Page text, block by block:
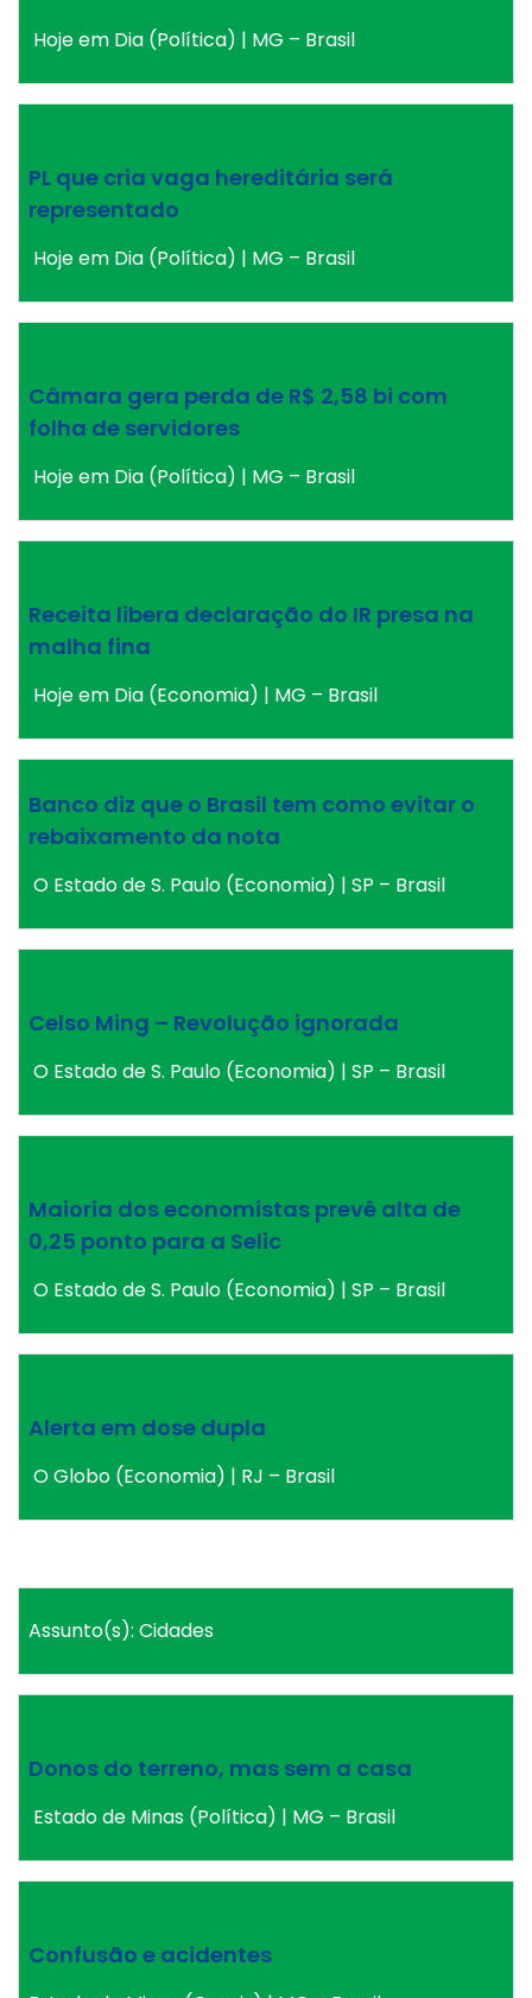
Hoje em Dia (Política) | MG – Brasil
PL que cria vaga hereditária será
representado
Hoje em Dia (Política) | MG – Brasil
Câmara gera perda de R$ 2,58 bi com
folha de servidores
Hoje em Dia (Política) | MG – Brasil
Receita libera declaração do IR presa na
malha fina
Hoje em Dia (Economia) | MG – Brasil
Banco diz que o Brasil tem como evitar o
rebaixamento da nota
O Estado de S. Paulo (Economia) | SP – Brasil
Celso Ming – Revolução ignorada
O Estado de S. Paulo (Economia) | SP – Brasil
Maioria dos economistas prevê alta de
0,25 ponto para a Selic
O Estado de S. Paulo (Economia) | SP – Brasil
Alerta em dose dupla
O Globo (Economia) | RJ – Brasil
Assunto(s): Cidades
Donos do terreno, mas sem a casa
Estado de Minas (Política) | MG – Brasil
Confusão e acidentes